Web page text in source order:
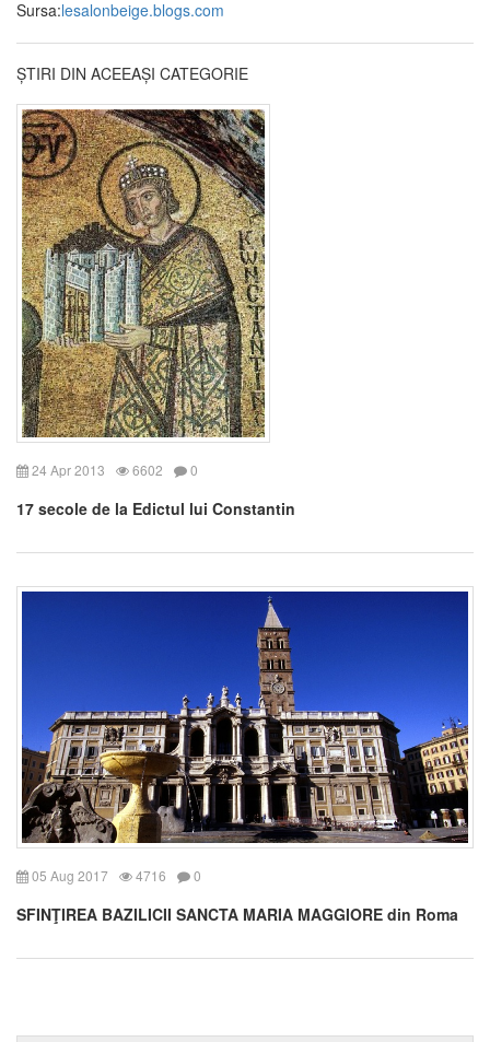
Sursa:lesalonbeige.blogs.com
ȘTIRI DIN ACEEAȘI CATEGORIE
24 Apr 2013 6602 0
17 secole de la Edictul lui Constantin
05 Aug 2017 4716 0
SFINŢIREA BAZILICII SANCTA MARIA MAGGIORE din Roma